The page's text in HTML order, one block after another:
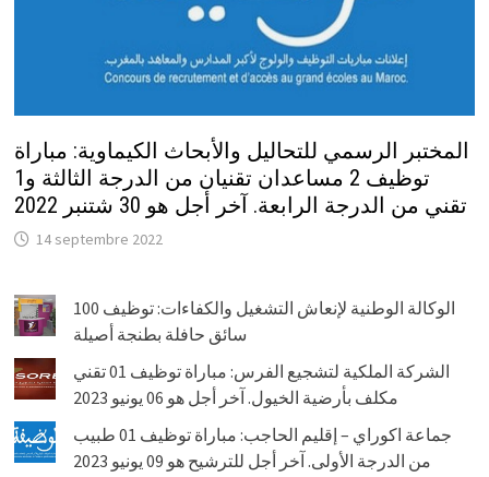
المختبر الرسمي للتحاليل والأبحاث الكيماوية: مباراة
توظيف 2 مساعدان تقنيان من الدرجة الثالثة و1
تقني من الدرجة الرابعة. آخر أجل هو 30 شتنبر 2022
14 septembre 2022
الوكالة الوطنية لإنعاش التشغيل والكفاءات: توظيف 100
سائق حافلة بطنجة أصيلة
الشركة الملكية لتشجيع الفرس: مباراة توظيف 01 تقني
مكلف بأرضية الخيول. آخر أجل هو 06 يونيو 2023
جماعة اكوراي – إقليم الحاجب: مباراة توظيف 01 طبيب
من الدرجة الأولى. آخر أجل للترشيح هو 09 يونيو 2023